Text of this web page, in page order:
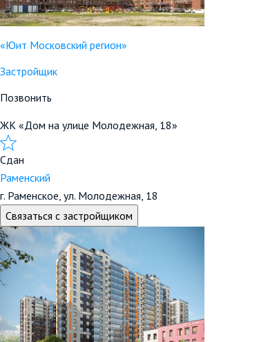
«Юит Московский регион»
Застройщик
Позвонить
ЖК «Дом на улице Молодежная, 18»
Сдан
Раменский
г. Раменское, ул. Молодежная, 18
Связаться с застройщиком